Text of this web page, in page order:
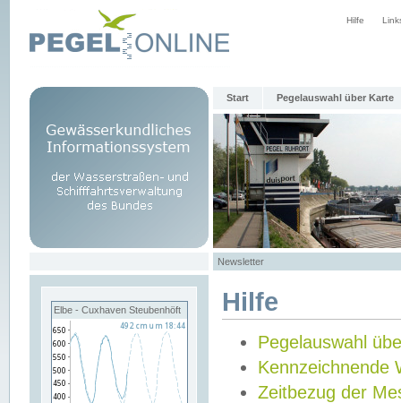
Hilfe
Start Pegelauswahl über Karte
Newsletter
Elbe - Cuxhaven Steubenhöft Hilfe
Pegelauswahl
Kennzeichnende
Zeitbezug der